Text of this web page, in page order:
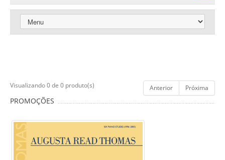
Visualizando 0 de 0 produto(s) Anterior Próxima
PROMOÇÕES